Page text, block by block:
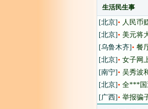
生活民生事
[北京]• 人民币
[北京]• 美元将
[乌鲁木齐]• 餐
[北京]• 女子网
[南宁]• 吴秀波
[北京]• 全***国
[广西]• 举报骗